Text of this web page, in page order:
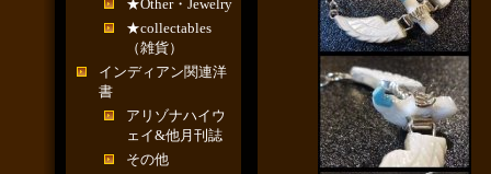
★Other・Jewelry
★collectables
（雑貨）
インディアン関連洋
書
アリゾナハイウ
ェイ&他月刊誌
その他